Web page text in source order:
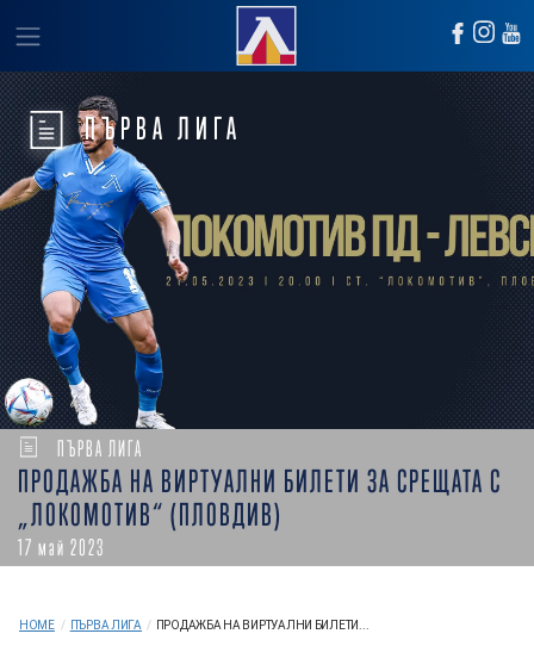
ПЪРВА ЛИГА
ПЪРВА ЛИГА
ПРОДАЖБА НА ВИРТУАЛНИ БИЛЕТИ ЗА СРЕЩАТА С
„ЛОКОМОТИВ“ (ПЛОВДИВ)
17 май 2023
HOME / ПЪРВА ЛИГА / ПРОДАЖБА НА ВИРТУАЛНИ БИЛЕТИ...